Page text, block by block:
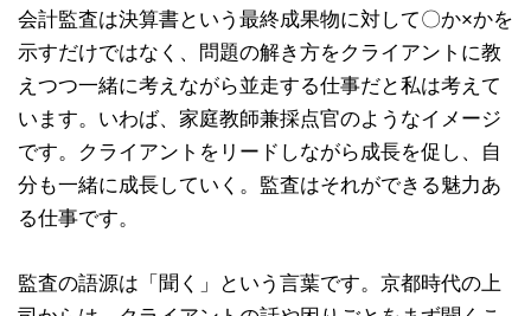
会計監査は決算書という最終成果物に対して〇か×かを
示すだけではなく、問題の解き方をクライアントに教
えつつ一緒に考えながら並走する仕事だと私は考えて
います。いわば、家庭教師兼採点官のようなイメージ
です。クライアントをリードしながら成長を促し、自
分も一緒に成長していく。監査はそれができる魅力あ
る仕事です。
監査の語源は「聞く」という言葉です。京都時代の上